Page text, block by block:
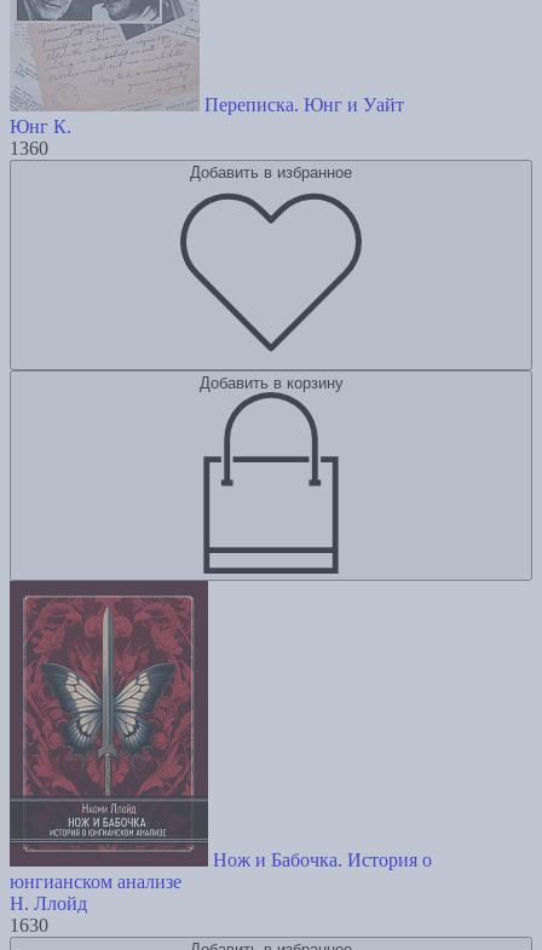
Переписка. Юнг и Уайт
Юнг К.
1360
Добавить в избранное
Добавить в корзину
Нож и Бабочка. История о
юнгианском анализе
Н. Ллойд
1630